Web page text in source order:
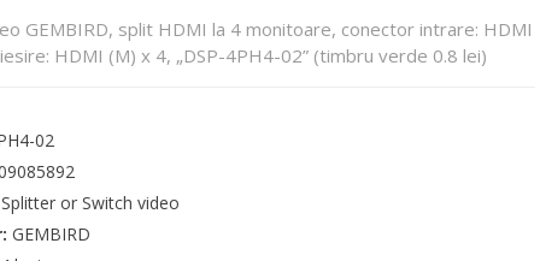
GEMBIRD, split HDMI la 4 monitoare, conector intrare: HDMI
HDMI (M) x 4, „DSP-4PH4-02” (timbru verde 0.8 lei)
02
Splitter or Switch video
GEMBIRD